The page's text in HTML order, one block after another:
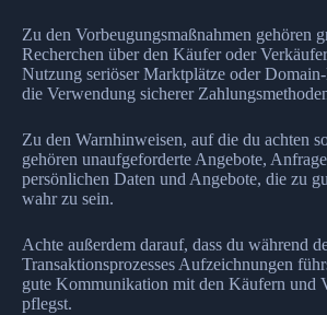
Zu den Vorbeugungsmaßnahmen gehören
Recherchen über den Käufer oder
Nutzung seriöser Marktplätze oder
die Verwendung sicherer
Zu den Warnhinweisen, auf die du achten
gehören unaufgeforderte Angebote,
persönlichen Daten und Angebote, die zu
wahr zu sein.
Achte außerdem darauf, dass du während
Transaktionsprozesses Aufzeichnungen
gute Kommunikation mit den Käufern und
pflegst.